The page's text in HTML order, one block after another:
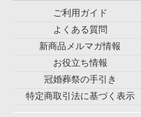
ご利用ガイド
よくある質問
新商品メルマガ情報
お役立ち情報
冠婚葬祭の手引き
特定商取引法に基づく表示